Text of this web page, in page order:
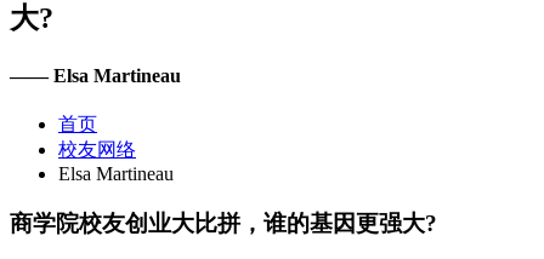
大?
—— Elsa Martineau
首页
校友网络
Elsa Martineau
商学院校友创业大比拼，谁的基因更强大?